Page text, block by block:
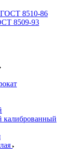
8510-86
8509-93